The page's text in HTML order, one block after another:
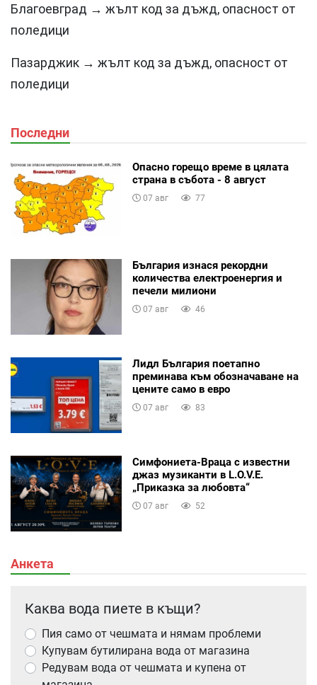
Благоевград → жълт код за дъжд, опасност от
поледици
Пазарджик → жълт код за дъжд, опасност от
поледици
Последни
Опасно горещо време в цялата
страна в събота - 8 август
07 авг 77
България изнася рекордни
количества електроенергия и
печели милиони
07 авг 46
Лидл България поетапно
преминава към обозначаване на
цените само в евро
07 авг 83
Симфониета-Враца с известни
джаз музиканти в L.O.V.E.
„Приказка за любовта“
07 авг 52
Анкета
Каква вода пиете в къщи?
Пия само от чешмата и нямам проблеми
Купувам бутилирана вода от магазина
Редувам вода от чешмата и купена от